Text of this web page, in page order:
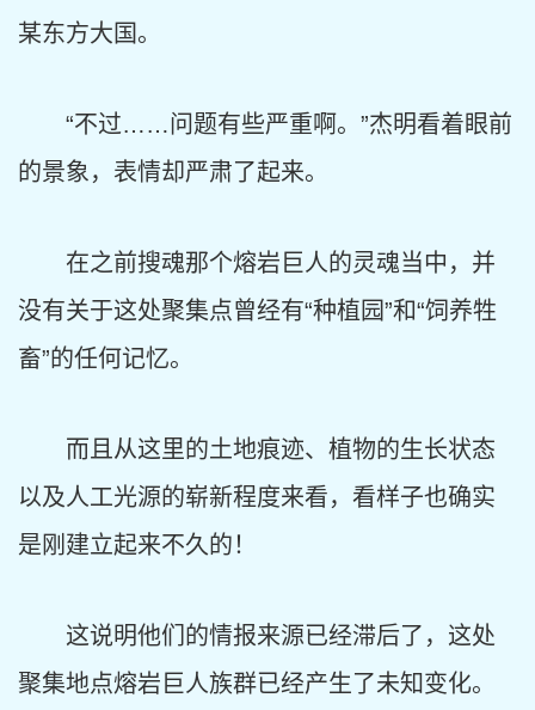
某东方大国。
“不过……问题有些严重啊。”杰明看着眼前
的景象，表情却严肃了起来。
在之前搜魂那个熔岩巨人的灵魂当中，并
没有关于这处聚集点曾经有“种植园”和“饲养牲
畜”的任何记忆。
而且从这里的土地痕迹、植物的生长状态
以及人工光源的崭新程度来看，看样子也确实
是刚建立起来不久的！
这说明他们的情报来源已经滞后了，这处
聚集地点熔岩巨人族群已经产生了未知变化。